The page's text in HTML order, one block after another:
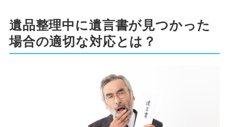
遺品整理中に遺言書が見つかった
場合の適切な対応とは？